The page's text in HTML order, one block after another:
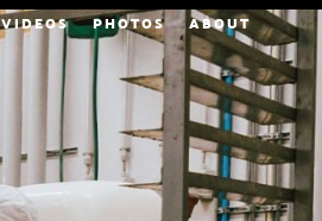
VIDEOS PHOTOS ABOUT